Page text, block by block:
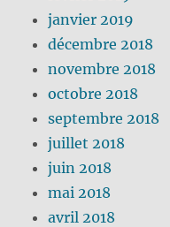
janvier 2019
décembre 2018
novembre 2018
octobre 2018
septembre 2018
juillet 2018
juin 2018
mai 2018
avril 2018